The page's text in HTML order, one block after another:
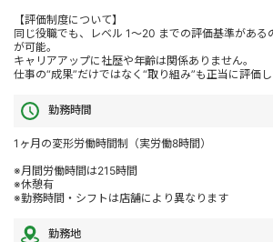
【評価制度について】
同じ役職でも、レベル 1～20 までの評価基準がある
が可能。
キャリアアップに社歴や年齢は関係ありません。
仕事の“成果”だけではなく“取り組み”も正当に評価し
勤務時間
1ヶ月の変形労働時間制（実労働8時間）
※月間労働時間は215時間
※休憩有
※勤務時間・シフトは店舗により異なります
勤務地